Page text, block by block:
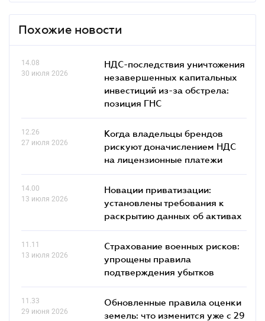
Похожие новости
14.08
30 июля 2026
НДС-последствия уничтожения
незавершенных капитальных
инвестиций из-за обстрела:
позиция ГНС
12.26
27 июля 2026
Когда владельцы брендов
рискуют доначислением НДС
на лицензионные платежи
14.00
13 июля 2026
Новации приватизации:
установлены требования к
раскрытию данных об активах
11.11
13 июля 2026
Страхование военных рисков:
упрощены правила
подтверждения убытков
11.33
29 июня 2026
Обновленные правила оценки
земель: что изменится уже с 29